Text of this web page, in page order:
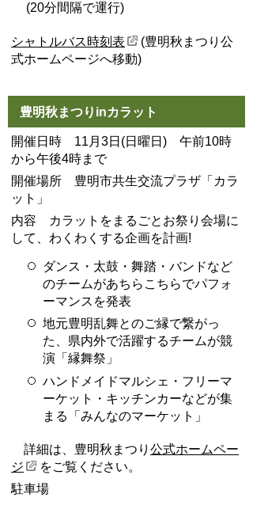
(20分間隔で運行)
シャトルバス時刻表
(豊明秋まつり公
式ホームページへ移動)
豊明秋まつりinカラット
開催日時 11月3日(日曜日) 午前10時
から午後4時まで
開催場所 豊明市共生交流プラザ「カラ
ット」
内容 カラットをまるごとお祭り会場に
して、わくわくする企画を計画!
ダンス・太鼓・舞踏・バンドなど
のチームがあちらこちらでパフォ
ーマンスを発表
地元豊明乱舞とのご縁で繋がっ
た、県内外で活躍するチームが競
演「縁舞祭」
ハンドメイドマルシェ・フリーマ
ーケット・キッチンカーなどが集
まる「みんなのマーケット」
詳細は、豊明秋まつり 公式ホームペー
ジ
をご覧ください。
駐車場